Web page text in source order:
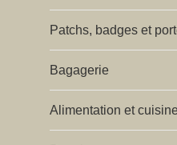
Patchs, badges et
Bagagerie
Alimentation et